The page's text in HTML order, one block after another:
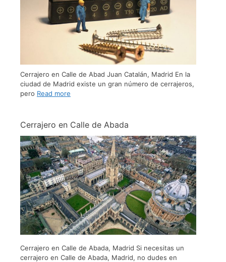
Cerrajero en Calle de Abad Juan Catalán, Madrid En la
ciudad de Madrid existe un gran número de cerrajeros,
pero Read more
Cerrajero en Calle de Abada
Cerrajero en Calle de Abada, Madrid Si necesitas un
cerrajero en Calle de Abada, Madrid, no dudes en